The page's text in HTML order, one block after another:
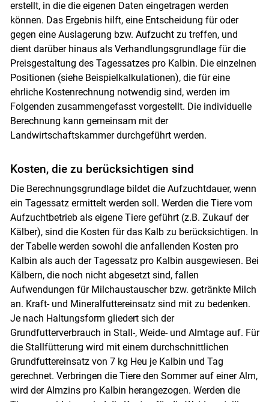
Skip to main content
erstellt, in die die eigenen Daten eingetragen werden
können. Das Ergebnis hilft, eine Entscheidung für oder
gegen eine Auslagerung bzw. Aufzucht zu treffen, und
dient darüber hinaus als Verhandlungsgrundlage für die
Preisgestaltung des Tagessatzes pro Kalbin. Die einzelnen
Positionen (siehe Beispielkalkulationen), die für eine
ehrliche Kostenrechnung notwendig sind, werden im
Folgenden zusammengefasst vorgestellt. Die individuelle
Berechnung kann gemeinsam mit der
Landwirtschaftskammer durchgeführt werden.
Kosten, die zu berücksichtigen sind
Die Berechnungsgrundlage bildet die Aufzuchtdauer, wenn
ein Tagessatz ermittelt werden soll. Werden die Tiere vom
Aufzuchtbetrieb als eigene Tiere geführt (z.B. Zukauf der
Kälber), sind die Kosten für das Kalb zu berücksichtigen. In
der Tabelle werden sowohl die anfallenden Kosten pro
Kalbin als auch der Tagessatz pro Kalbin ausgewiesen. Bei
Kälbern, die noch nicht abgesetzt sind, fallen
Aufwendungen für Milchaustauscher bzw. getränkte Milch
an. Kraft- und Mineralfuttereinsatz sind mit zu bedenken.
Je nach Haltungsform gliedert sich der
Grundfutterverbrauch in Stall-, Weide- und Almtage auf. Für
die Stallfütterung wird mit einem durchschnittlichen
Grundfuttereinsatz von 7 kg Heu je Kalbin und Tag
gerechnet. Verbringen die Tiere den Sommer auf einer Alm,
wird der Almzins pro Kalbin herangezogen. Werden die